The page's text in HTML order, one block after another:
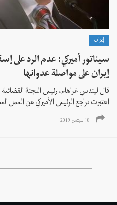
إيران
سيناتور أميركي: عدم الرد على
إيران على مواصلة عدوانها
قال ليندسي غراهام، رئيس اللجنة
اعتبرت تراجع الرئيس الأميركي عن العمل
18 سبتمبر 2019